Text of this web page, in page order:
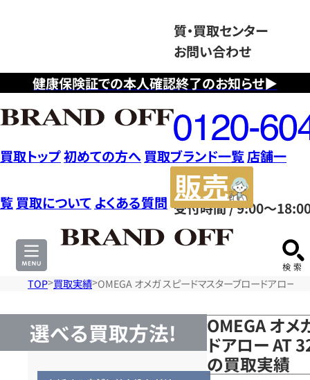
健康保険証での本人確認終了のお知らせ▶
質・買取センター
お問い合わせ
フ
リ
ー
ダ
イ
ヤ
ル
0120604117
受付時間 / 9:00～
買取トップ初めての方へ 買取ブランド一覧店舗一
覧 買取について よくある質問
サ
TOP 買取実績 OMEGA オメガ スピードマスターブロードアロ
選べる買取方法!
OMEGA オメ
ドアロー AT
の買取実績